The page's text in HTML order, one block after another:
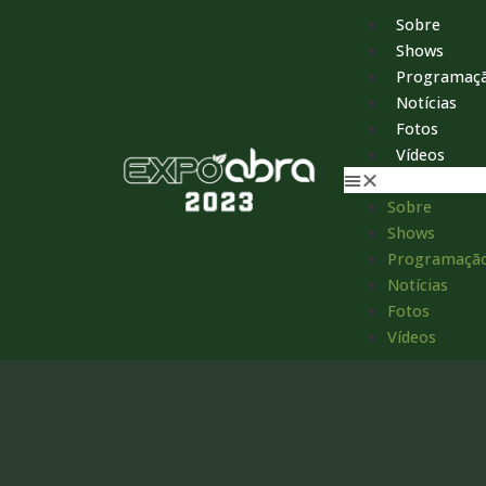
Sobre
Shows
Notícias
Fotos
Vídeos
Sobre
Shows
Notícias
Fotos
Vídeos